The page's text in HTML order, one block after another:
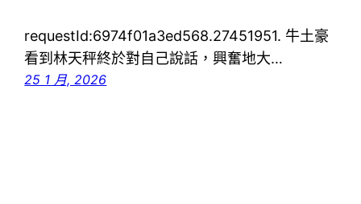
requestId:6974f01a3ed568.27451951. 牛土豪
看到林天秤終於對自己說話，興奮地大…
25 1 月, 2026